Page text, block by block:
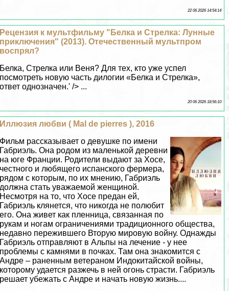
22 06 2026 14:54:14
Рецензия к мультфильму "Белка и Стрелка: Лунные
приключения" (2013). Отечественный мультпром
воспрял?
Белка, Стрелка или Веня? Для тех, кто уже успел
посмотреть новую часть дилогии «Белка и Стрелка»,
ответ однозначен.' /> ...
20 06 2026 18:56:10
Иллюзия любви ( Mal de pierres ), 2016
Фильм рассказывает о дeвyшке по имени
Габриэль. Она родом из маленькой деревни
на юге Франции. Родители выдают за Хосе,
честного и любящего испанского фермера,
рядом с которым, по их мнению, Габриэль
должна стать уважаемой женщиной.
Несмотря на то, что Хосе предан ей,
Габриэль клянется, что никогда не полюбит
его. Она живет как пленница, связанная по
рукам и ногам ограничениями традиционного общества,
недавно пережившего Вторую мировую войну. Однажды
Габриэль отправляют в Альпы на лечение - у нее
проблемы с камнями в почках. Там она знакомится с
Андре – раненным ветераном Индокитайской войны,
которому удается разжечь в ней огонь страсти. Габриэль
решает убежать с Андре и начать новую жизнь....